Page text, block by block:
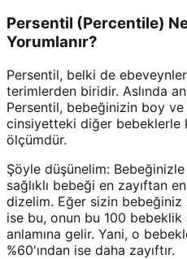
Persentil (Percentile)
Yorumlanır?
Persentil, belki de
terimlerden biridir. Aslında
Persentil, bebeğinizin boy ve
cinsiyetteki diğer bebeklerle
ölçümdür.
Şöyle düşünelim:
sağlıklı bebeği en zayıftan
dizelim. Eğer sizin
ise bu, onun bu 100 bebeklik
anlamına gelir. Yani, o
%60'ından ise daha zayıftır.